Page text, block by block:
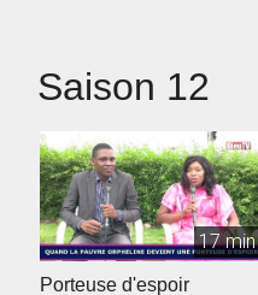
Saison 12
17 min
Porteuse d'espoir